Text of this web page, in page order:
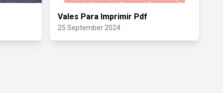
Vales Para Imprimir Pdf
25 September 2024